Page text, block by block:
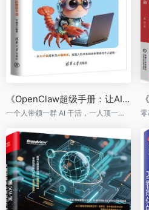
《OpenClaw超级手册：让AI 24小时替你干活》
一个人带领一群 AI 干活，一人顶一个团队